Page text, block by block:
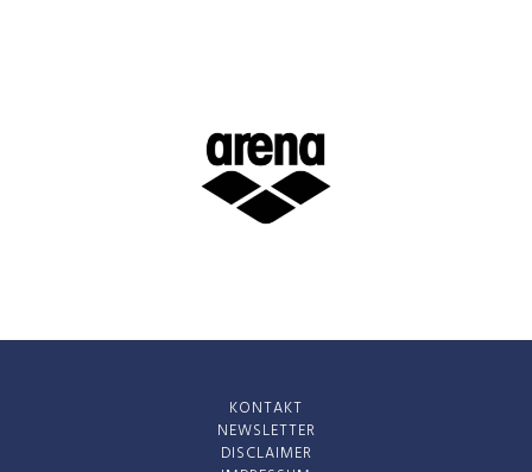
KONTAKT
NEWSLETTER
DISCLAIMER